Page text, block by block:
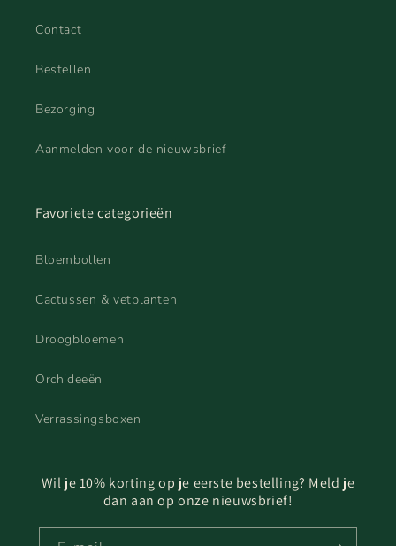
Contact
Bestellen
Bezorging
Aanmelden voor de nieuwsbrief
Favoriete categorieën
Bloembollen
Cactussen & vetplanten
Droogbloemen
Orchideeën
Verrassingsboxen
Wil je 10% korting op je eerste bestelling? Meld je
dan aan op onze nieuwsbrief!